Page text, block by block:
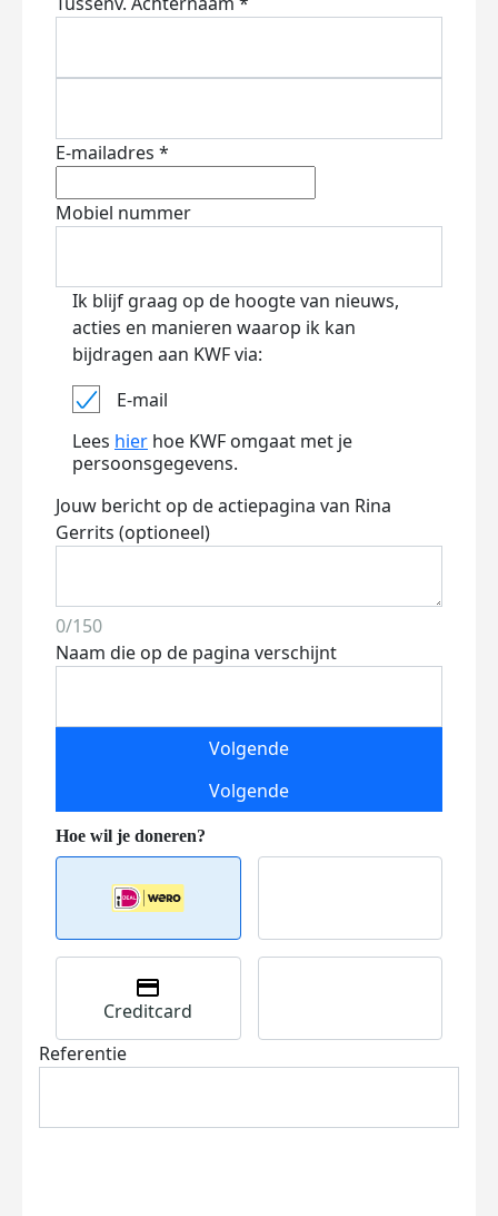
E-mailadres *
Mobiel nummer
Ik blijf graag op de hoogte van nieuws,
acties en manieren waarop ik kan
bijdragen aan KWF via:
E-mail
Lees hier hoe KWF omgaat met je
persoonsgegevens.
Jouw bericht op de actiepagina van Rina
Gerrits (optioneel)
0/150
Naam die op de pagina verschijnt
Volgende
Volgende
Creditcard
Referentie